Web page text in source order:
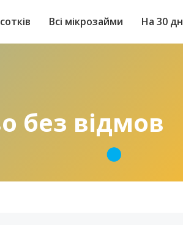
Всі мікрозайми На 30
без відмов